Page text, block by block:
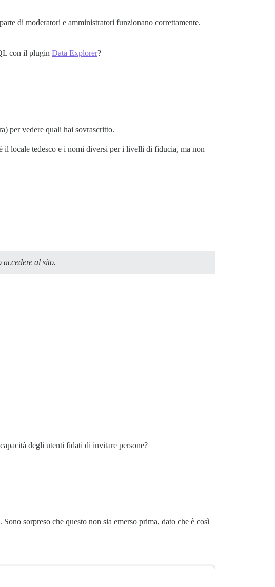
di moderatori e amministratori funzionano correttamente.
con il plugin Data Explorer?
per vedere quali hai sovrascritto.
il locale tedesco e i nomi diversi per i livelli di fiducia, ma non
al sito.
degli utenti fidati di invitare persone?
sorpreso che questo non sia emerso prima, dato che è così